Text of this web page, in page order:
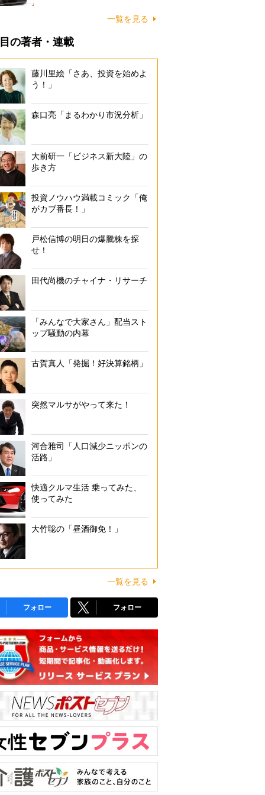
一覧を見る
の著者・連載
藤川里絵「さあ、投資を始めよ
う！」
森口亮「まるわかり市況分析」
大前研一「ビジネス新大陸」の
歩き方
投資ノウハウ満載コミック「俺
がカブ番長！」
戸松信博の明日の爆騰株を探
せ！
田代尚機のチャイナ・リサーチ
「みんなで大家さん」配当スト
ップ騒動の内幕
古賀真人「発掘！好決算銘柄」
突然マルサがやって来た！
河合雅司「人口減少ニッポンの
活路」
快適クルマ生活 乗ってみた、
使ってみた
大竹聡の「昼酒御免！」
一覧を見る
フォロー フォロー